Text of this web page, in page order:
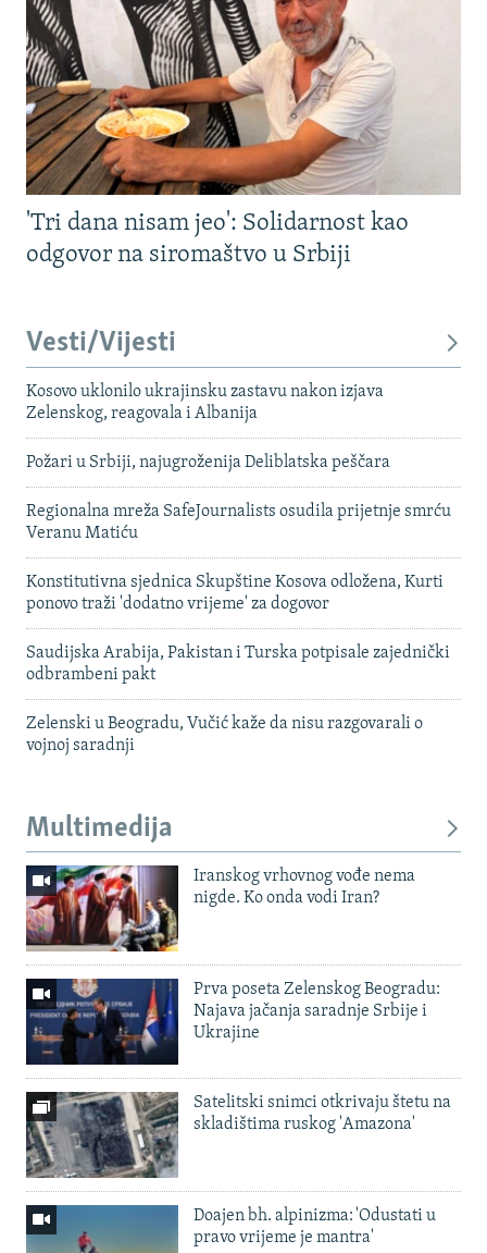
'Tri dana nisam jeo': Solidarnost kao
odgovor na siromaštvo u Srbiji
Vesti/Vijesti
Kosovo uklonilo ukrajinsku zastavu nakon izjava
Zelenskog, reagovala i Albanija
Požari u Srbiji, najugroženija Deliblatska peščara
Regionalna mreža SafeJournalists osudila prijetnje smrću
Veranu Matiću
Konstitutivna sjednica Skupštine Kosova odložena, Kurti
ponovo traži 'dodatno vrijeme' za dogovor
Saudijska Arabija, Pakistan i Turska potpisale zajednički
odbrambeni pakt
Zelenski u Beogradu, Vučić kaže da nisu razgovarali o
vojnoj saradnji
Multimedija
Iranskog vrhovnog vođe nema
nigde. Ko onda vodi Iran?
Prva poseta Zelenskog Beogradu:
Najava jačanja saradnje Srbije i
Ukrajine
Satelitski snimci otkrivaju štetu na
skladištima ruskog 'Amazona'
Doajen bh. alpinizma: 'Odustati u
pravo vrijeme je mantra'